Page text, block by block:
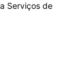
Serviços de